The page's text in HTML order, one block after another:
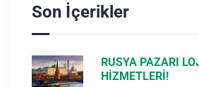
Son İçerikler
RUSYA PAZARI
HIZMETLERI!